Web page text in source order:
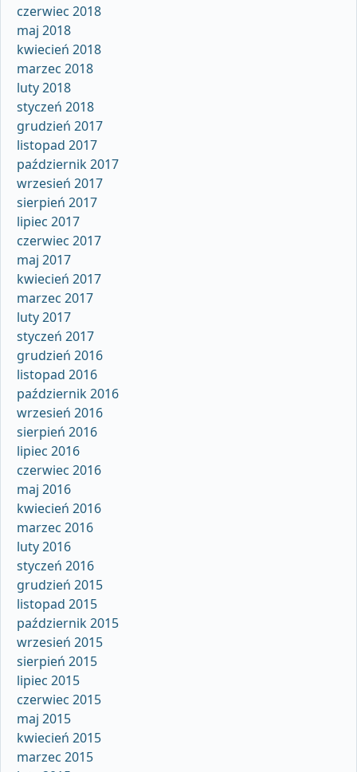
czerwiec 2018
maj 2018
kwiecień 2018
marzec 2018
luty 2018
styczeń 2018
grudzień 2017
listopad 2017
październik 2017
wrzesień 2017
sierpień 2017
lipiec 2017
czerwiec 2017
maj 2017
kwiecień 2017
marzec 2017
luty 2017
styczeń 2017
grudzień 2016
listopad 2016
październik 2016
wrzesień 2016
sierpień 2016
lipiec 2016
czerwiec 2016
maj 2016
kwiecień 2016
marzec 2016
luty 2016
styczeń 2016
grudzień 2015
listopad 2015
październik 2015
wrzesień 2015
sierpień 2015
lipiec 2015
czerwiec 2015
maj 2015
kwiecień 2015
marzec 2015